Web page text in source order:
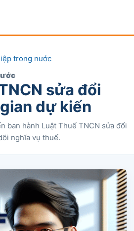
trong nước
sửa đổi
dự kiến
ban hành Luật Thuế TNCN sửa đổi
nghĩa vụ thuế.